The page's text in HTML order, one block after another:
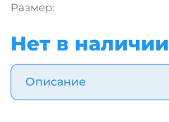
Размер:
Нет в наличии
Описание